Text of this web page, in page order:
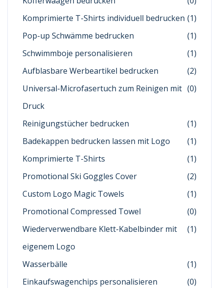
Komprimierte T-Shirts individuell bedrucken (1)
Pop-up Schwämme bedrucken
(1)
Schwimmboje personalisieren
(1)
Aufblasbare Werbeartikel bedrucken
(2)
Universal-Microfasertuch zum Reinigen mit
Druck
(0)
Reinigungstücher bedrucken
(1)
Badekappen bedrucken lassen mit Logo
(1)
Komprimierte T-Shirts
(1)
Promotional Ski Goggles Cover
(2)
Custom Logo Magic Towels
(1)
Promotional Compressed Towel
(0)
Wiederverwendbare Klett-Kabelbinder mit
eigenem Logo
(1)
Wasserbälle
(1)
Einkaufswagenchips personalisieren
(0)